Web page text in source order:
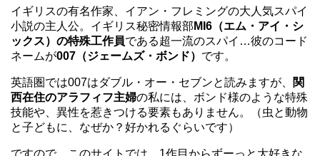
イギリスの有名作家、イアン・フレミングの大人気スパイ
小説の主人公。イギリス秘密情報部 MI6（エム・アイ・シ
ックス）の特殊工作員である超一流のスパイ…彼のコード
ネームが007（ジェームズ・ボンド） です。
英語圏では007はダブル・オー・セブンと読みますが、
関
西在住のアラフィフ主婦の私には、ボンド様のような特殊
技能や、異性を惹きつける要素もありません。（虫と動物
と子どもに、なぜか？好かれるぐらいです）
ですので、このサイトでは、1作目からずーっと大好きな